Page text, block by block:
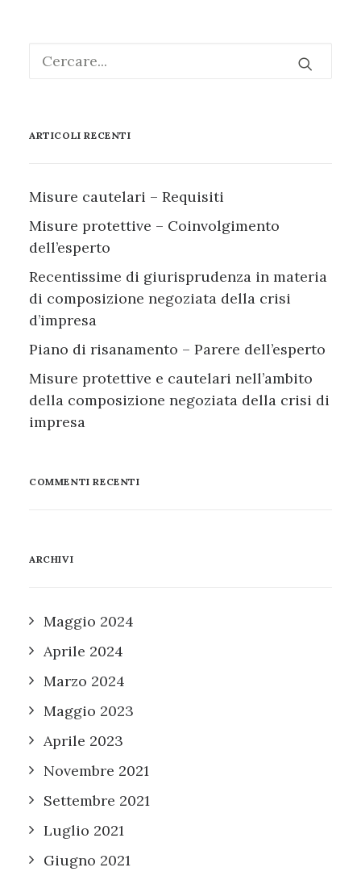
ARTICOLI RECENTI
Misure cautelari – Requisiti
Misure protettive – Coinvolgimento
dell’esperto
Recentissime di giurisprudenza in materia
di composizione negoziata della crisi
d’impresa
Piano di risanamento – Parere dell’esperto
Misure protettive e cautelari nell’ambito
della composizione negoziata della crisi di
impresa
COMMENTI RECENTI
ARCHIVI
Maggio 2024
Aprile 2024
Marzo 2024
Maggio 2023
Aprile 2023
Novembre 2021
Settembre 2021
Luglio 2021
Giugno 2021